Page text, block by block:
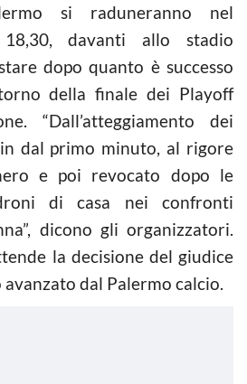
si raduneranno nel
davanti allo stadio
dopo quanto è successo
della finale dei Playoff
“Dall’atteggiamento dei
dal primo minuto, al rigore
e poi revocato dopo le
di casa nei confronti
dicono gli organizzatori.
la decisione del giudice
dal Palermo calcio.